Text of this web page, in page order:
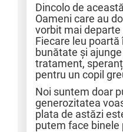
Dincolo de
Oameni care au
vorbit mai
Fiecare leu poartă
bunătate și
tratament,
pentru un copil
Noi suntem doar
generozitatea
plata de astăzi
putem face binele